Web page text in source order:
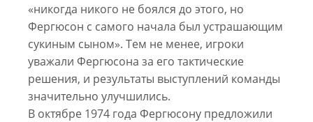
«никогда никого не боялся до этого, но
Фергюсон с самого начала был устрашающим
сукиным сыном». Тем не менее, игроки
уважали Фергюсона за его тактические
решения, и результаты выступлений команды
значительно улучшились.
В октябре 1974 года Фергюсону предложили